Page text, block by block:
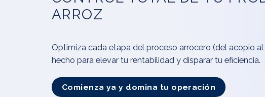
ARROZ
Optimiza cada etapa del proceso arrocero (del acopio
hecho para elevar tu rentabilidad y disparar tu eficiencia.
Comienza ya y domina tu operación